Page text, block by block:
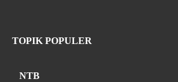
TOPIK POPULER
NTB